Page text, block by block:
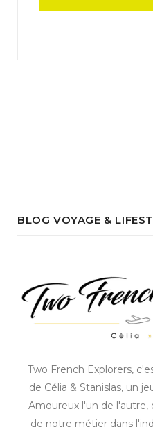
BLOG VOYAGE &
Two French Explorers,
de Célia & Stanislas, un
Amoureux l'un de l'autre,
de notre métier dans